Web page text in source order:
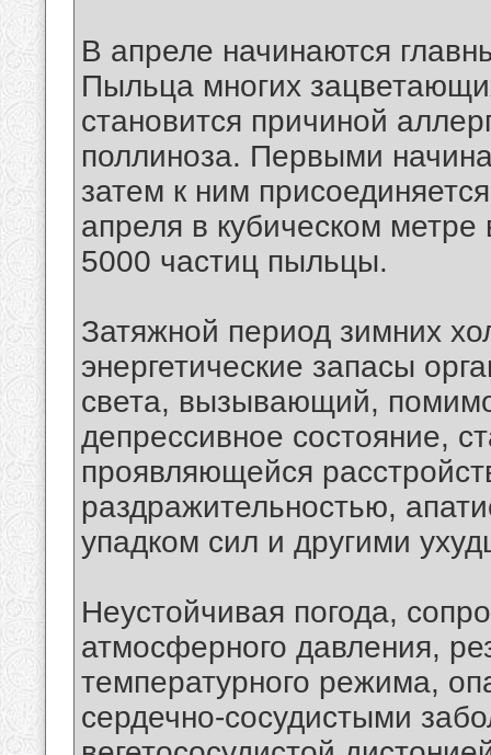
В апреле начинаются
Пыльца многих
становится причиной
поллиноза. Первыми
затем к ним
апреля в кубическом
5000 частиц пыльцы.
Затяжной период зимних
энергетические запасы
света, вызывающий,
депрессивное состояние,
проявляющейся
раздражительностью,
упадком сил и другими
Неустойчивая погода,
атмосферного давления,
температурного режима,
сердечно-сосудистыми